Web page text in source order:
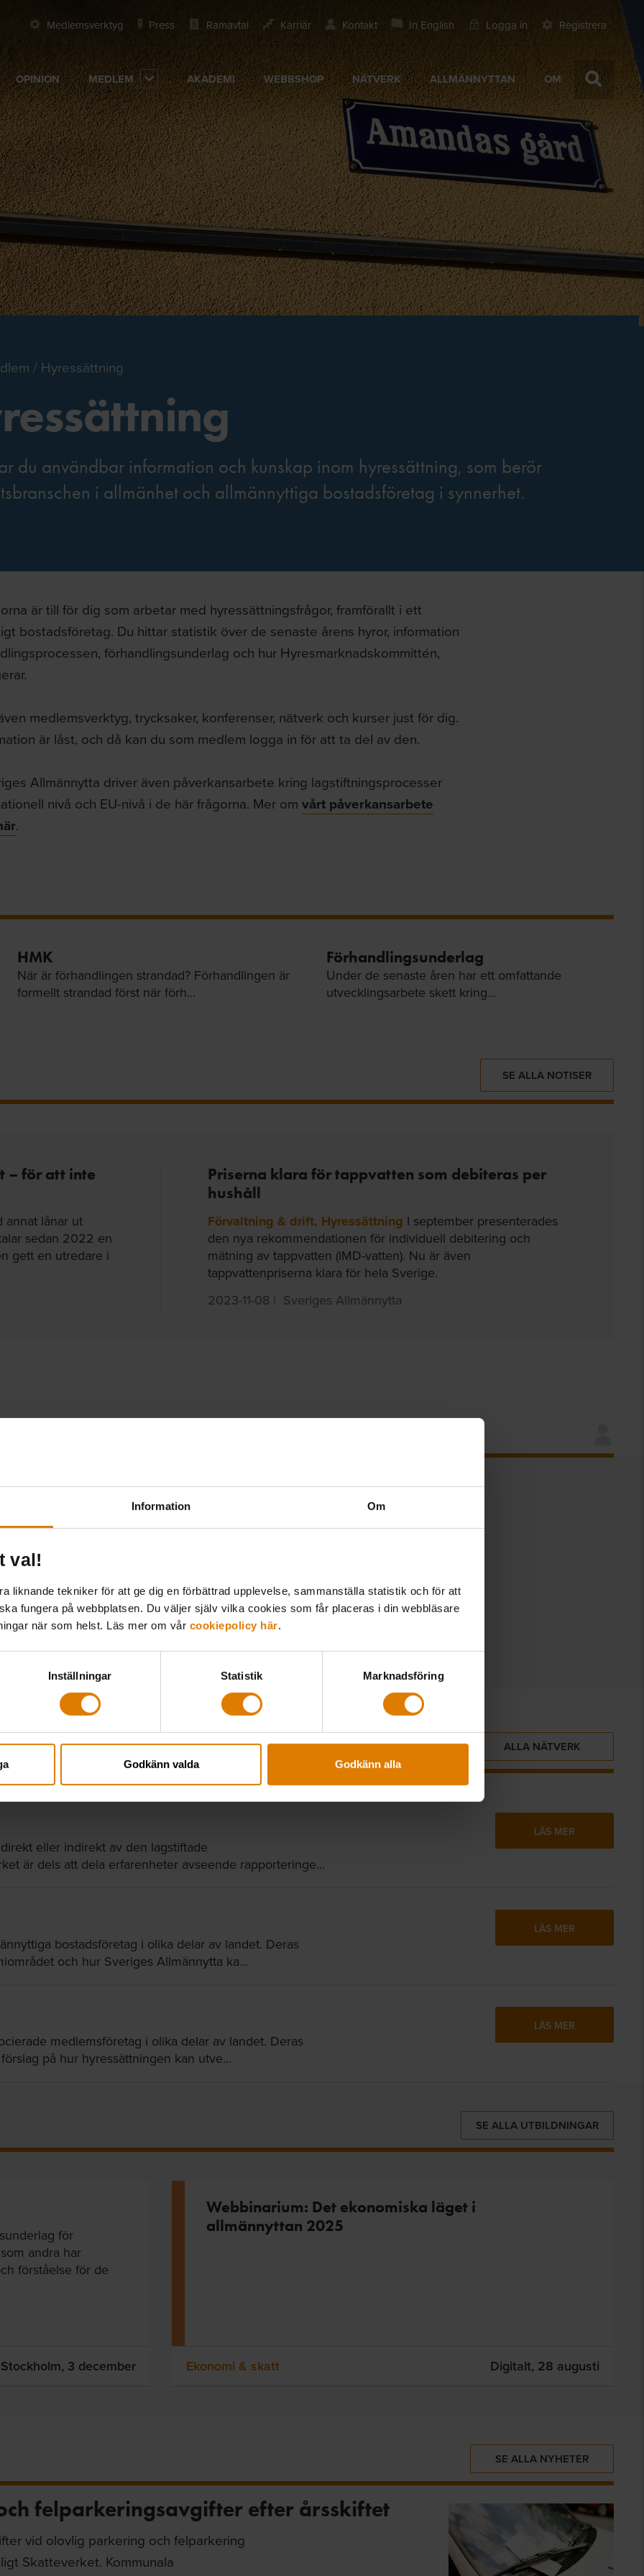
Information Om
val!
liknande tekniker för att ge dig en förbättrad upplevelse, sammanställa statistik och för att
fungera på webbplatsen. Du väljer själv vilka cookies som får placeras i din webbläsare
när som helst. Läs mer om vår cookiepolicy här.
Inställningar Statistik Marknadsföring
Godkänn valda Godkänn alla
Medlemsverktyg Press Ramavtal Karriär Kontakt In English Logga in Registrera
OPINION MEDLEM AKADEMI WEBBSHOP NÄTVERK ALLMÄNNYTTAN OM
Hyressättning
du användbar information och kunskap inom hyressättning, som berör
i allmänhet och allmännyttiga bostadsföretag i synnerhet.
är till för dig som arbetar med hyressättningsfrågor, framförallt i ett
bostadsföretag. Du hittar statistik över de senaste årens hyror, information
förhandlingsunderlag och hur Hyresmarknadskommittén,
medlemsverktyg, trycksaker, konferenser, nätverk och kurser just för dig.
är låst, och då kan du som medlem logga in för att ta del av den.
Allmännytta driver även påverkansarbete kring lagstiftningsprocesser
nivå och EU-nivå i de här frågorna. Mer om vårt påverkansarbete
.
HMK
När är förhandlingen strandad? Förhandlingen är
formellt strandad först när förh...
Förhandlingsunderlag
Under de senaste åren har ett omfattande
utvecklingsarbete skett kring...
SE ALLA NOTISER
– för att inte
annat lånar ut
sedan 2022 en
gett en utredare i
Priserna klara för tappvatten som debiteras per
hushåll
Förvaltning & drift, Hyressättning I september presenterades
den nya rekommendationen för individuell debitering och
mätning av tappvatten (IMD-vatten). Nu är även
tappvattenpriserna klara för hela Sverige.
2023-11-08
Sveriges Allmännytta
hyressättning.
ALLA NÄTVERK
eller indirekt av den lagstiftade
är dels att dela erfarenheter avseende rapporteringe...
LÄS MER
bostadsföretag i olika delar av landet. Deras
och hur Sveriges Allmännytta ka...
LÄS MER
medlemsföretag i olika delar av landet. Deras
på hur hyressättningen kan utve...
LÄS MER
SE ALLA UTBILDNINGAR
för
andra har
förståelse för de
Stockholm, 3 december
Webbinarium: Det ekonomiska läget i
allmännyttan 2025
Ekonomi & skatt Digitalt, 28 augusti
SE ALLA NYHETER
felparkeringsavgifter efter årsskiftet
vid olovlig parkering och felparkering
Skatteverket. Kommunala